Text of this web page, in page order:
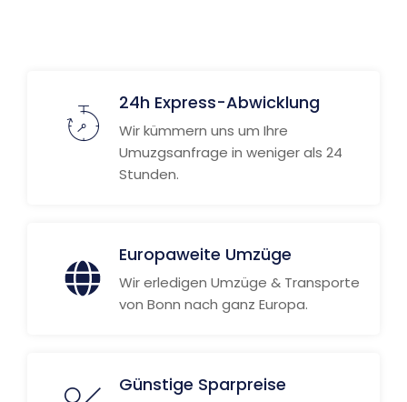
24h Express-Abwicklung
Wir kümmern uns um Ihre
Umuzgsanfrage in weniger als 24
Stunden.
Europaweite Umzüge
Wir erledigen Umzüge & Transporte
von Bonn nach ganz Europa.
Günstige Sparpreise